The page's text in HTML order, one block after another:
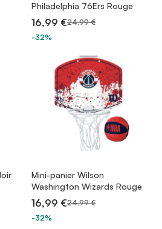
Philadelphia 76Ers Rouge
16,99 €24,99 €
-32%
Mini-panier Wilson
Washington Wizards Rouge
16,99 €24,99 €
-32%